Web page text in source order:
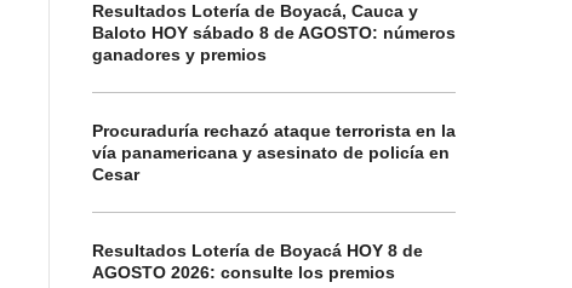
Resultados Lotería de Boyacá, Cauca y
Baloto HOY sábado 8 de AGOSTO: números
ganadores y premios
Procuraduría rechazó ataque terrorista en la
vía panamericana y asesinato de policía en
Cesar
Resultados Lotería de Boyacá HOY 8 de
AGOSTO 2026: consulte los premios